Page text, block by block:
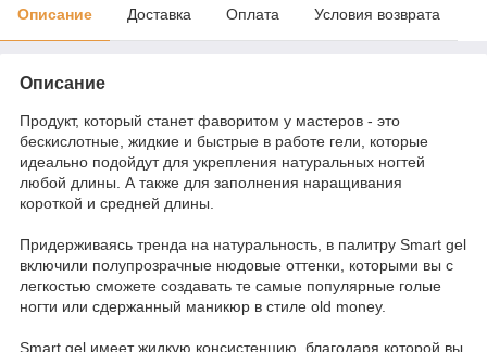
Описание Доставка Оплата Условия возврата
Описание
Продукт, который станет фаворитом у мастеров - это
бескислотные, жидкие и быстрые в работе гели, которые
идеально подойдут для укрепления натуральных ногтей
любой длины. А также для заполнения наращивания
короткой и средней длины.
Придерживаясь тренда на натуральность, в палитру Smart gel
включили полупрозрачные нюдовые оттенки, которыми вы с
легкостью сможете создавать те самые популярные голые
ногти или сдержанный маникюр в стиле old money.
Smart gel имеет жидкую консистенцию, благодаря которой вы